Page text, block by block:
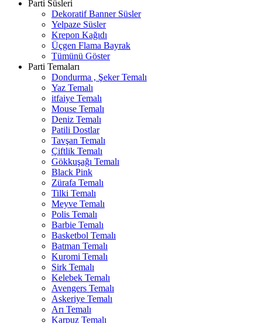
Parti Süsleri
Dekoratif Banner Süsler
Yelpaze Süsler
Krepon Kağıdı
Üçgen Flama Bayrak
Tümünü Göster
Parti Temaları
Dondurma , Şeker Temalı
Yaz Temalı
itfaiye Temalı
Mouse Temalı
Deniz Temalı
Patili Dostlar
Tavşan Temalı
Çiftlik Temalı
Gökkuşağı Temalı
Black Pink
Zürafa Temalı
Tilki Temalı
Meyve Temalı
Polis Temalı
Barbie Temalı
Basketbol Temalı
Batman Temalı
Kuromi Temalı
Sirk Temalı
Kelebek Temalı
Avengers Temalı
Askeriye Temalı
Arı Temalı
Karpuz Temalı